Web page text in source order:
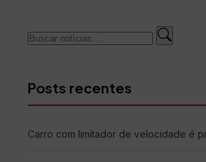
Buscar
Buscar
Posts recentes
Carro com limitador de velocidade é